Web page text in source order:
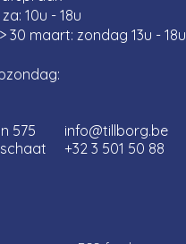
10u - 18u
30 maart: zondag 13u - 18u
575
info@tillborg.be
+32 3 501 50 88